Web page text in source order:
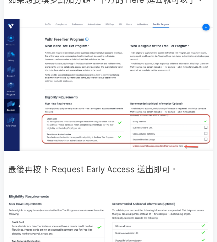
最後再按下 Request Early Access 送出即可。